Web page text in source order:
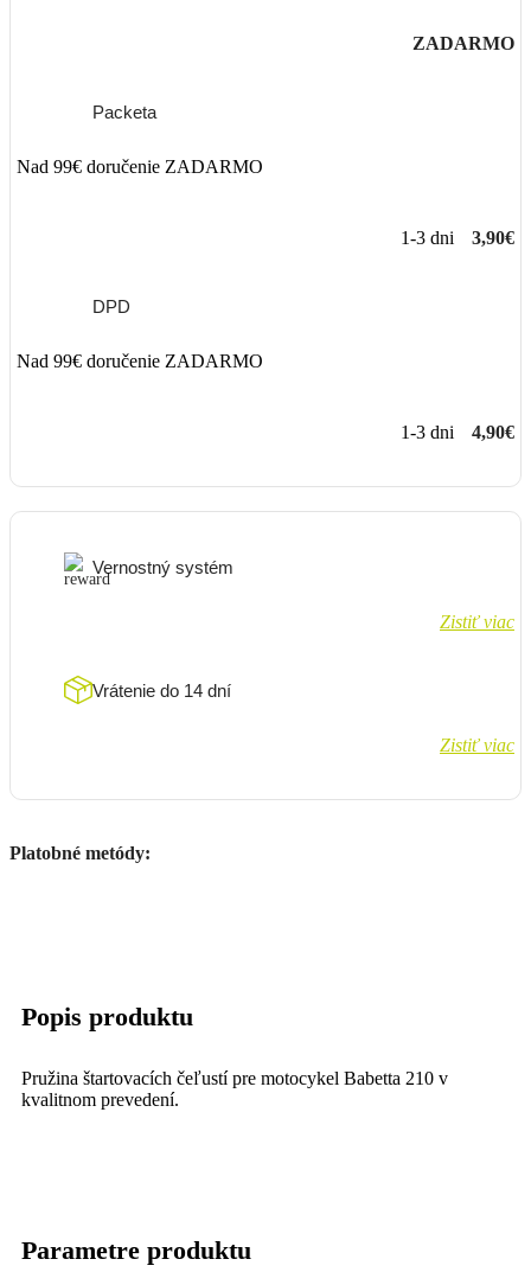
ZADARMO
Packeta
Nad 99€ doručenie ZADARMO
1-3 dni 3,90€
DPD
Nad 99€ doručenie ZADARMO
1-3 dni 4,90€
Vernostný systém
Zistiť viac
Vrátenie do 14 dní
Zistiť viac
Platobné metódy:
Popis produktu
Pružina štartovacích čeľustí pre motocykel Babetta 210 v
kvalitnom prevedení.
Parametre produktu